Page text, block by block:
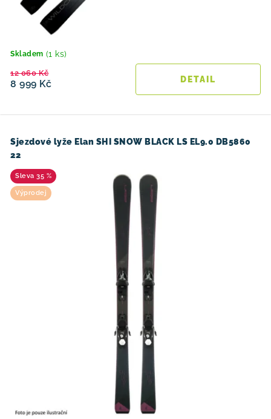
Skladem (1 ks)
8 999 Kč
12 060 Kč
Sjezdové lyže Elan SHI SNOW BLACK LS EL9.0 DB5860
22
35 %
Výprodej